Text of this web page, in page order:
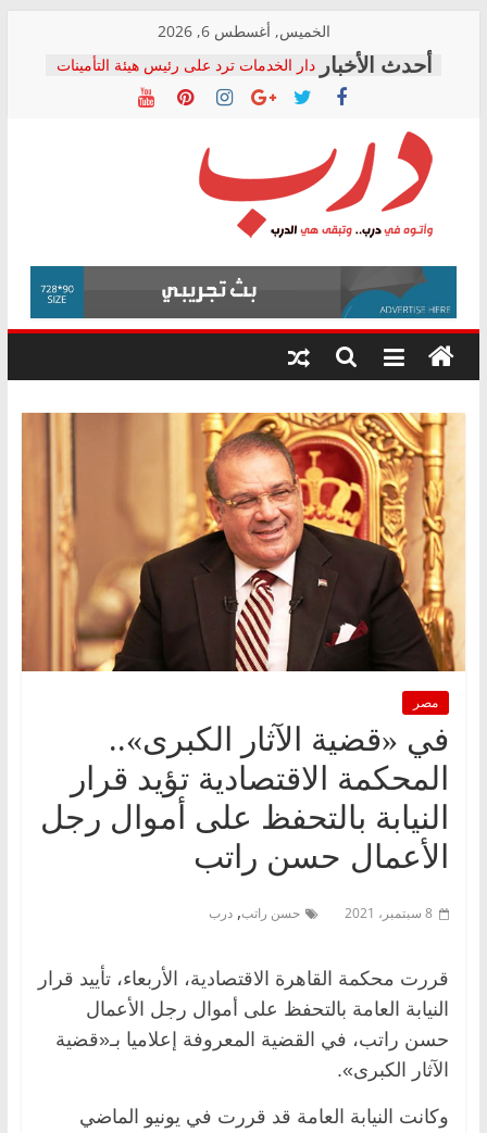
content
الخميس, أغسطس 6, 2026
دار الخدمات ترد على رئيس هيئة التأمينات
بعد مؤتمره الصحفي: إنكار الأزمة لا ينهي
معاناة أصحاب المعاشات.. ونطالب بكشف
فرحات سليمان يكتب: القطاع الصحي إلى
أين؟
حزب التحالف الشعبي يطلق لجنة “الحق
في الصحة” بالإسكندرية لرصد الانتهاكات
ودعم المرضى
الوزاري لمدينة الصحفيين.. وانتهاء أعمال
إنشاء المبنى الإداري
المجلس القومي لحقوق الإنسان يعلن
متابعة قضية الدكتور محمد زهران.. ويؤكد:
قرينة البراءة وضمانات المحاكمة العادلة
درب
وأتوه
درب..
وتبقى
هي
مصر
في «قضية الآثار الكبرى»..
المحكمة الاقتصادية تؤيد قرار
النيابة بالتحفظ على أموال رجل
الأعمال حسن راتب
8 سبتمبر، 2021 حسن راتب, درب
قررت محكمة القاهرة الاقتصادية، الأربعاء، تأييد قرار
النيابة العامة بالتحفظ على أموال رجل الأعمال
حسن راتب، في القضية المعروفة إعلاميا بـ«قضية
الآثار الكبرى».
وكانت النيابة العامة قد قررت في يونيو الماضي